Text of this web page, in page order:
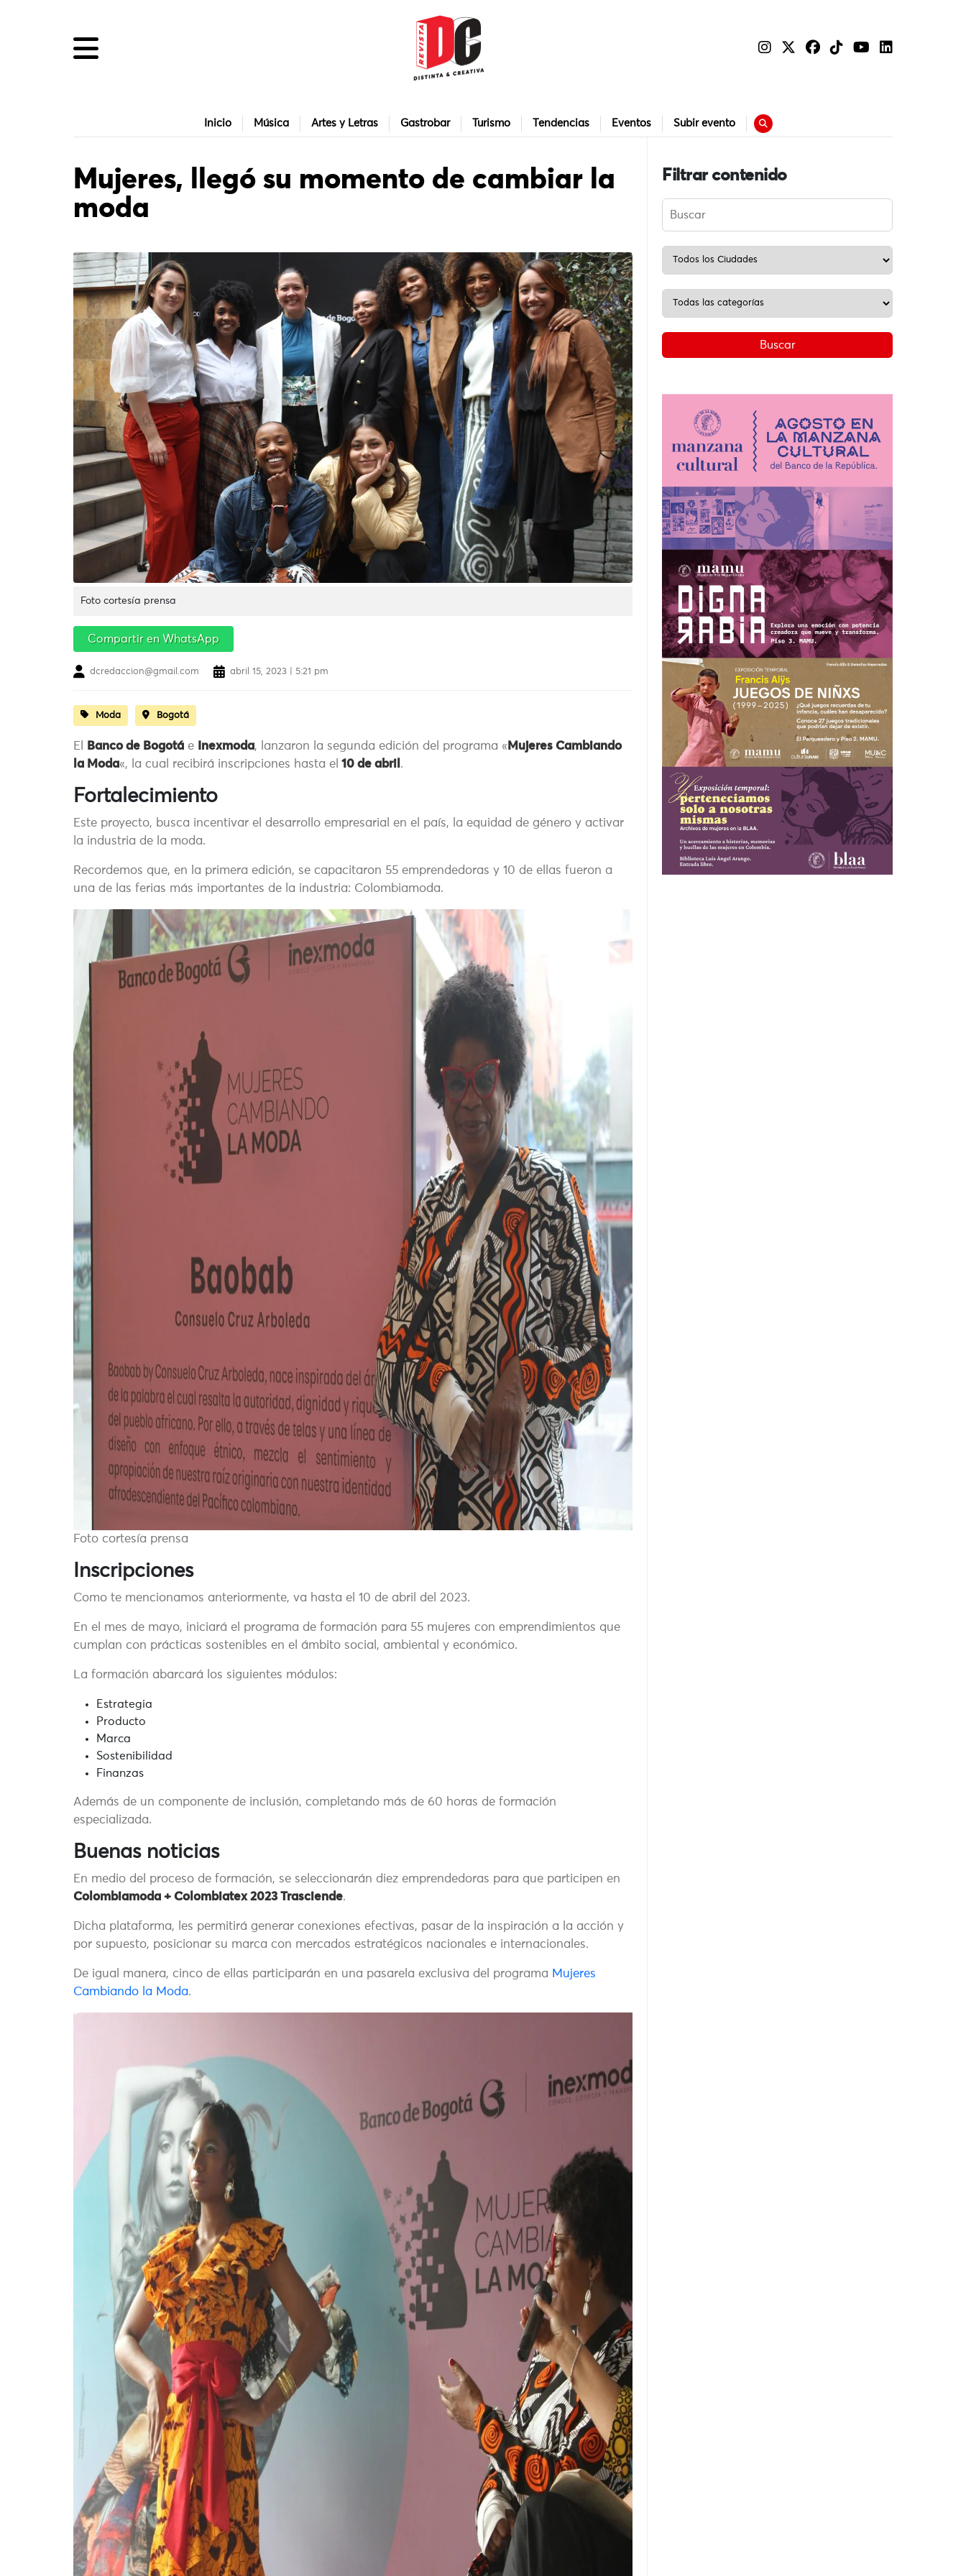
Inicio Música Artes y Letras Gastrobar Turismo Tendencias Eventos Subir evento
Mujeres, llegó su momento de cambiar la
moda
Foto cortesía prensa
Compartir en WhatsApp
dcredaccion@gmail.com abril 15, 2023 | 5:21 pm
Moda Bogotá
El Banco de Bogotá e Inexmoda, lanzaron la segunda edición del programa « Mujeres Cambiando
la Moda«, la cual recibirá inscripciones hasta el 10 de abril .
Fortalecimiento
Este proyecto, busca incentivar el desarrollo empresarial en el país, la equidad de género y activar
la industria de la moda.
Recordemos que, en la primera edición, se capacitaron 55 emprendedoras y 10 de ellas fueron a
una de las ferias más importantes de la industria: Colombiamoda.
Foto cortesía prensa
Inscripciones
Como te mencionamos anteriormente, va hasta el 10 de abril del 2023.
En el mes de mayo, iniciará el programa de formación para 55 mujeres con emprendimientos que
cumplan con prácticas sostenibles en el ámbito social, ambiental y económico.
La formación abarcará los siguientes módulos:
Estrategia
Producto
Marca
Sostenibilidad
Finanzas
Además de un componente de inclusión, completando más de 60 horas de formación
especializada.
Buenas noticias
En medio del proceso de formación, se seleccionarán diez emprendedoras para que participen en
Colombiamoda + Colombiatex 2023 Trasciende.
Dicha plataforma, les permitirá generar conexiones efectivas, pasar de la inspiración a la acción y
por supuesto, posicionar su marca con mercados estratégicos nacionales e internacionales.
De igual manera, cinco de ellas participarán en una pasarela exclusiva del programa Mujeres
Cambiando la Moda.
Filtrar contenido